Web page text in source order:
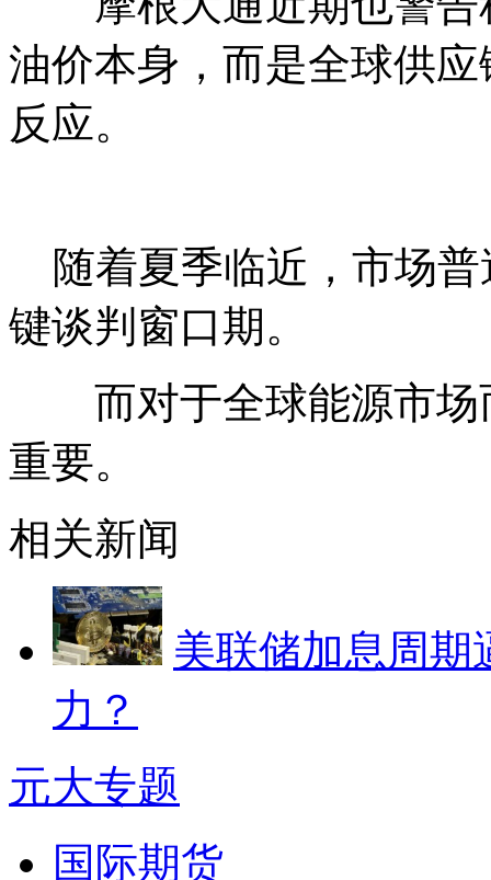
油价本身，而是全球供
反应。
随着夏季临近，市场普
键谈判窗口期。
而对于全球能源市场
重要。
相关新闻
美联储加息周期
力？
元大专题
国际期货